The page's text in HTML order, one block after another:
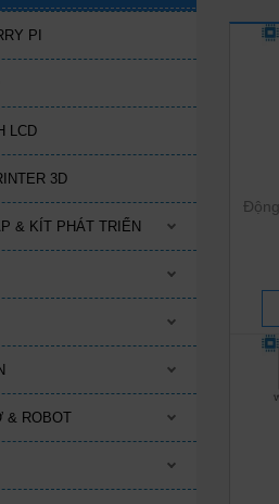
PI
LCD
3D
& KÍT PHÁT TRIỂN
& ROBOT